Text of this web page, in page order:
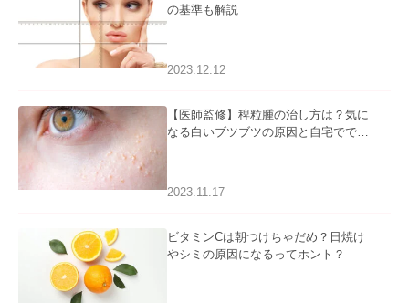
の基準も解説
2023.12.12
【医師監修】稗粒腫の治し方は？気に
なる白いブツブツの原因と自宅ででき
2023.11.17
ビタミンCは朝つけちゃだめ？日焼け
やシミの原因になるってホント？